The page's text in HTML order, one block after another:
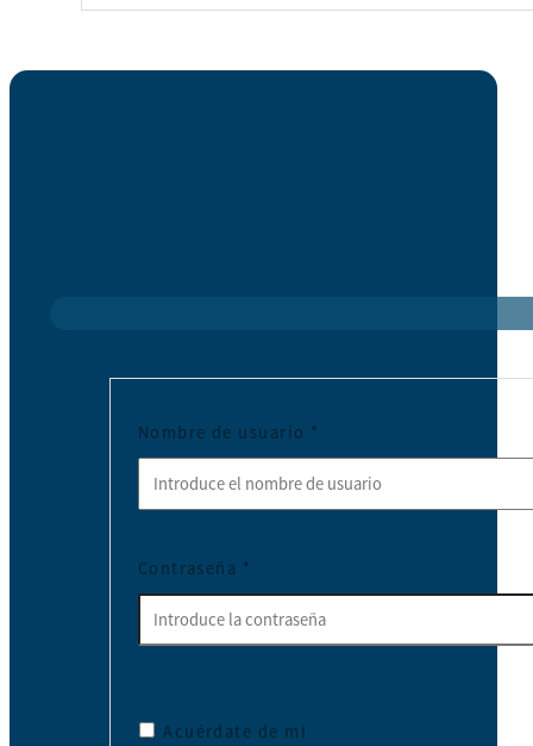
Nombre de usuario *
Contraseña *
Acuérdate de mí